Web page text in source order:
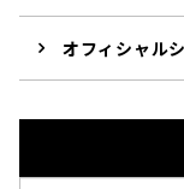
オフィシャル